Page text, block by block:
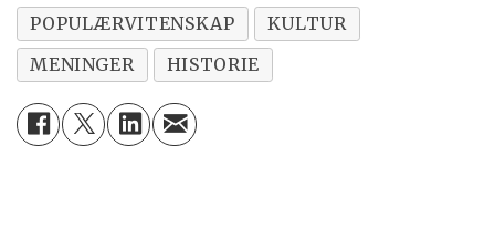
POPULÆRVITENSKAP
KULTUR
MENINGER
HISTORIE